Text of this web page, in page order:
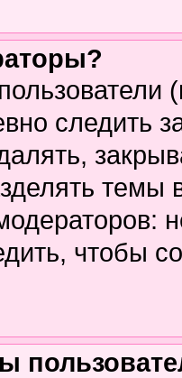
следить
темы
чтобы